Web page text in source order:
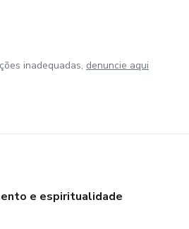
inadequadas, denuncie aqui
e espiritualidade